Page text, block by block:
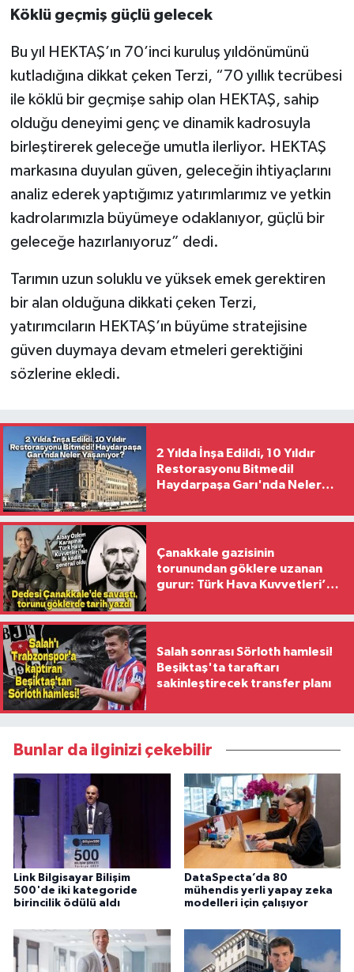
Köklü geçmiş güçlü gelecek
Bu yıl HEKTAŞ’ın 70’inci kuruluş yıldönümünü
kutladığına dikkat çeken Terzi, “70 yıllık tecrübesi
ile köklü bir geçmişe sahip olan HEKTAŞ, sahip
olduğu deneyimi genç ve dinamik kadrosuyla
birleştirerek geleceğe umutla ilerliyor. HEKTAŞ
markasına duyulan güven, geleceğin ihtiyaçlarını
analiz ederek yaptığımız yatırımlarımız ve yetkin
kadrolarımızla büyümeye odaklanıyor, güçlü bir
geleceğe hazırlanıyoruz” dedi.
Tarımın uzun soluklu ve yüksek emek gerektiren
bir alan olduğuna dikkati çeken Terzi,
yatırımcıların HEKTAŞ’ın büyüme stratejisine
güven duymaya devam etmeleri gerektiğini
sözlerine ekledi.
2 Yılda İnşa Edildi, 10 Yıldır
Restorasyonu Bitmedi!
Haydarpaşa Garı'nda Neler
Çanakkale gazisinin
torunundan göklere uzanan
gurur: Türk Hava Kuvvetleri’nin
Salah sonrası Sörloth hamlesi!
Beşiktaş'ta taraftarı
sakinleştirecek transfer planı
Bunlar da ilginizi çekebilir
Link Bilgisayar Bilişim
500'de iki kategoride
birincilik ödülü aldı
DataSpecta’da 80
mühendis yerli yapay zeka
modelleri için çalışıyor